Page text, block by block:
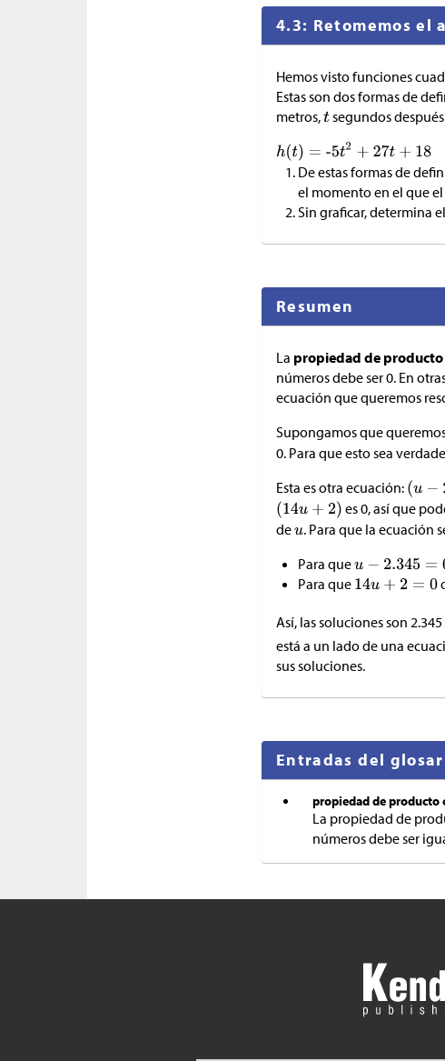
4.3: Retomemos el
Hemos visto funciones
Estas son dos formas de
metros, segundos
De estas formas de
el momento en el que
Sin graficar, determina
Resumen
La propiedad de producto
números debe ser 0. En
ecuación que queremos
Supongamos que
0. Para que esto sea
Esta es otra ecuación:
es 0, así que
de
. Para que la ecuación
Para que
Para que
Así, las soluciones son
está a un lado de una
sus soluciones.
Entradas del
propiedad de producto
La propiedad de
números debe ser